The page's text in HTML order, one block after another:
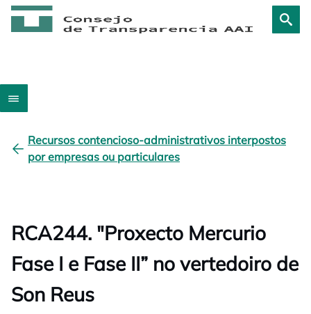
Recursos contencioso-administrativos interpostos
por empresas ou particulares
RCA244. "Proxecto Mercurio
Fase I e Fase II” no vertedoiro de
Son Reus